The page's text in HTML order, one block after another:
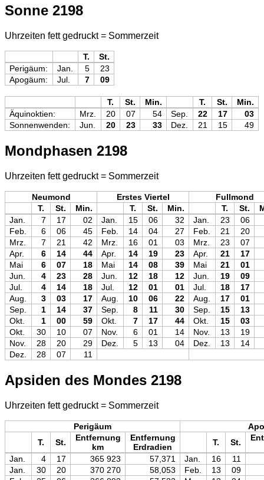
Sonne 2198
Uhrzeiten fett gedruckt = Sommerzeit
T.
St.
Perigäum:
Jan. 5
23
Apogäum:
Jul. 7 09
T. St. Min. T. St.
Min.
Äquinoktien:
Mrz. 20 07 54 Sep. 22 17
03
Sonnenwenden:
Jun. 20 23 33 Dez. 21 15 49
Mondphasen 2198
Uhrzeiten fett gedruckt = Sommerzeit
Neumond Erstes Viertel
Fullmond
T.
St. Min. T. St. Min. T. St.
Jan.
7 17 02 Jan. 15 06 32 Jan. 23
06
Feb.
6 06 45 Feb. 14 04 27 Feb. 21
20
Mrz.
7 21 42 Mrz. 16 01 03 Mrz. 23
07
Apr.
6 14 44 Apr. 14 19 23 Apr. 21
17
Mai
6 07 18 Mai 14 08 39 Mai 21
01
Jun.
4 23 28 Jun. 12 18 12 Jun. 19
09
Jul.
4 14 18 Jul. 12 01 01 Jul. 18
17
Aug.
3 03 17 Aug. 10 06 22 Aug. 17
01
Sep.
1 14 37 Sep. 8 11 30 Sep. 15
13
Okt.
1 00 59 Okt. 7 17 44 Okt. 15
03
Okt.
30 10 07 Nov. 6 01 14 Nov. 13
19
Nov.
28 20 29 Dez. 5 13 04 Dez. 13
14
Dez.
28 07 11
Apsiden des Mondes 2198
Uhrzeiten fett gedruckt = Sommerzeit
Perigäum
T.
St.
Entfernung
km
Entfernung
Erdradien
T. St.
Jan. 4 17 365 923 57,371 Jan. 16
11
Jan.
30 20 370 270 58,053 Feb. 13
09